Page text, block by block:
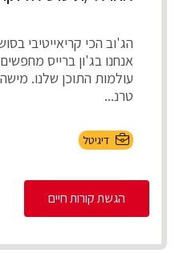
הג'וב הכי קריאייטיבי
אנחנו בג'ון ברייס
עולמות התוכן שלנו.
טרנ...
דיגיטל
הגשת קורות חיים